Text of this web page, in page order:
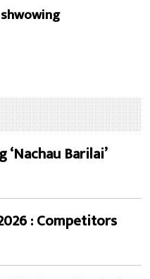
shwowing
‘Nachau Barilai’
: Competitors